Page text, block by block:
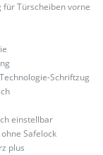
für Türscheiben vorne
Schriftzug
einstellbar
Safelock
plus